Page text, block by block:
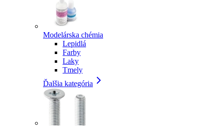
Modelárska chémia
Lepidlá
Farby
Laky
Tmely
Ďalšia kategória